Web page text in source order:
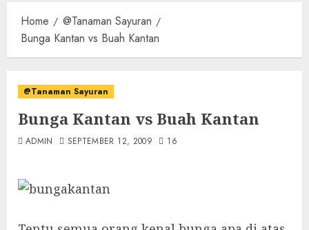
Home
@Tanaman Sayuran
Bunga Kantan vs Buah Kantan
@Tanaman Sayuran
Bunga Kantan vs Buah Kantan
ADMIN SEPTEMBER 12, 2009 16